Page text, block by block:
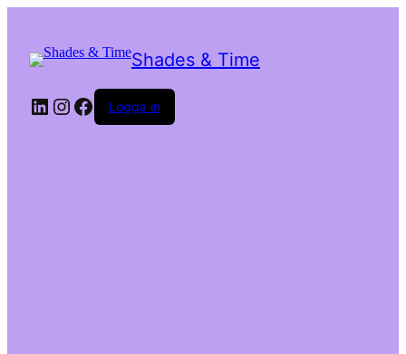
Shades & Time
LinkedIn
Instagram
Facebook
Logga in